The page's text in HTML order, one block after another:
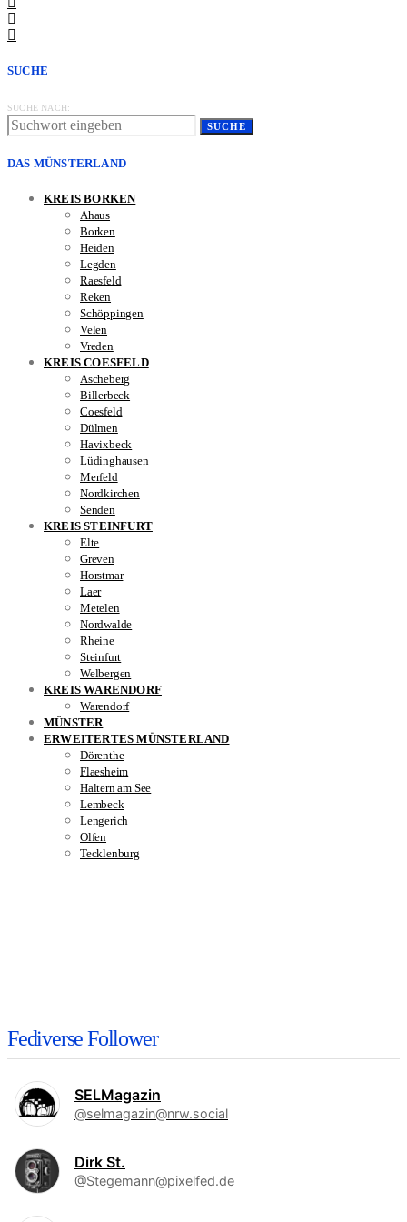
SUCHE
SUCHE NACH:
SUCHE
DAS MÜNSTERLAND
KREIS BORKEN
Ahaus
Borken
Heiden
Legden
Raesfeld
Reken
Schöppingen
Velen
Vreden
KREIS COESFELD
Ascheberg
Billerbeck
Coesfeld
Dülmen
Havixbeck
Lüdinghausen
Merfeld
Nordkirchen
Senden
KREIS STEINFURT
Elte
Greven
Horstmar
Laer
Metelen
Nordwalde
Rheine
Steinfurt
Welbergen
KREIS WARENDORF
Warendorf
MÜNSTER
ERWEITERTES MÜNSTERLAND
Dörenthe
Flaesheim
Haltern am See
Lembeck
Lengerich
Olfen
Tecklenburg
Fediverse Follower
SELMagazin
@selmagazin@nrw.social
Dirk St.
@Stegemann@pixelfed.de